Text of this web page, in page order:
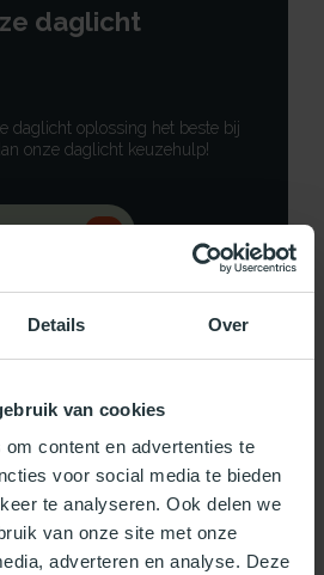
Details Over
van cookies
content en advertenties te
voor social media te bieden
te analyseren. Ook delen we
van onze site met onze
adverteren en analyse. Deze
daglicht
daglicht oplossing het beste bij
onze daglicht keuzehulp!
op